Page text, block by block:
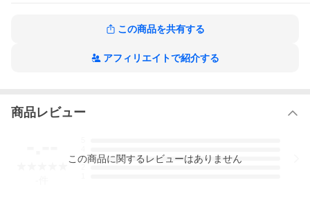
この商品を共有する
アフィリエイトで紹介する
商品レビュー
3
この商品に関するレビューはありません